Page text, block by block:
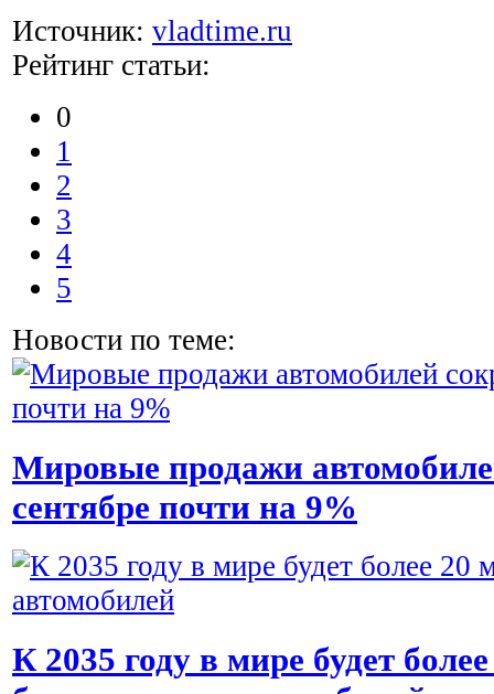
Источник: vladtime.ru
Рейтинг статьи:
0
1
2
3
4
5
Новости по теме:
Мировые продажи
сентябре почти на 9%
К 2035 году в мире будет